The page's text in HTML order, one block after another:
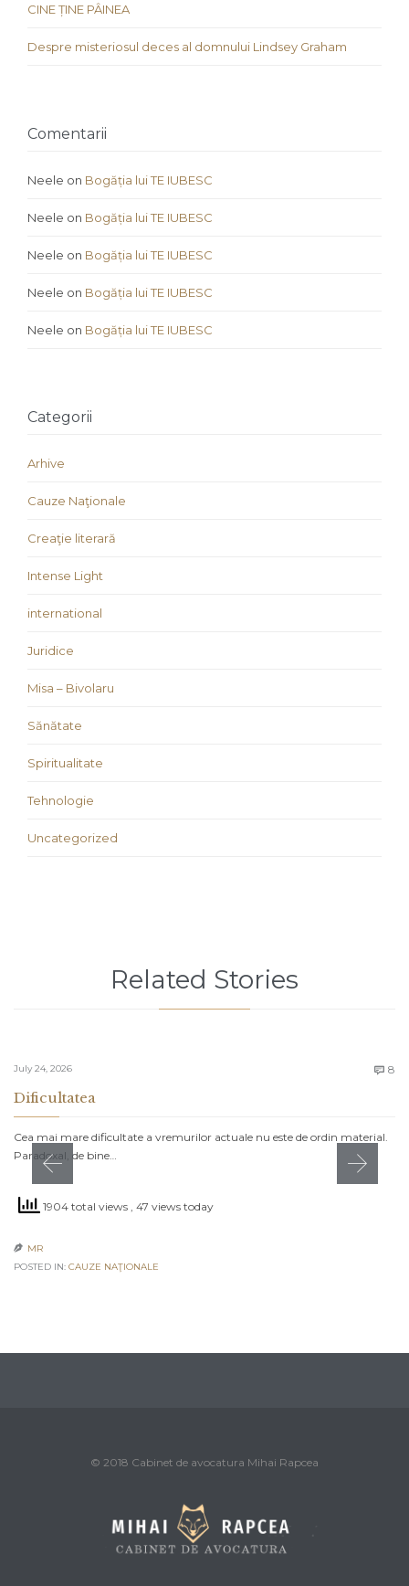
CINE ȚINE PÂINEA
Despre misteriosul deces al domnului Lindsey Graham
Comentarii
Neele on Bogăția lui TE IUBESC
Neele on Bogăția lui TE IUBESC
Neele on Bogăția lui TE IUBESC
Neele on Bogăția lui TE IUBESC
Neele on Bogăția lui TE IUBESC
Categorii
Arhive
Cauze Naţionale
Creaţie literară
Intense Light
international
Juridice
Misa – Bivolaru
Sănătate
Spiritualitate
Tehnologie
Uncategorized
Related Stories
July 24, 2026  8
Dificultatea
Cea mai mare dificultate a vremurilor actuale nu este de ordin material.
Paradoxal, de bine…
1904 total views , 47 views today
 MR
POSTED IN: CAUZE NAŢIONALE
© 2018 Cabinet de avocatura Mihai Rapcea